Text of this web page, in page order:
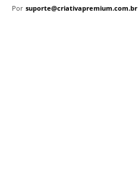
Por suporte@criativapremium.com.br